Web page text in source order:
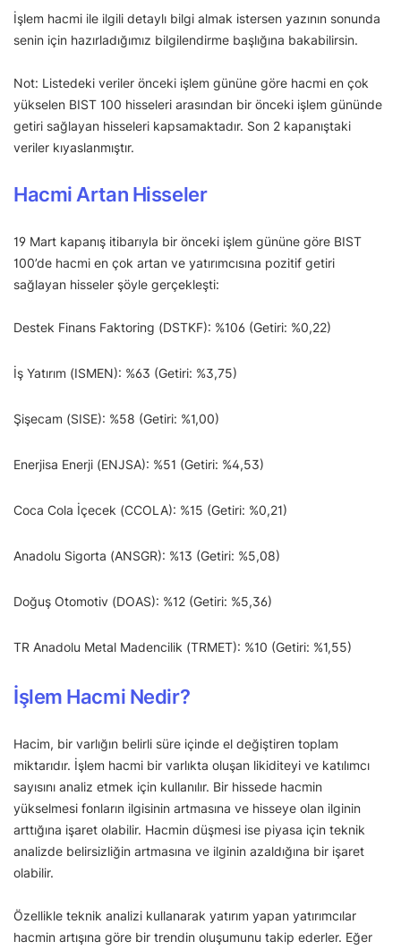
İşlem hacmi ile ilgili detaylı bilgi almak istersen yazının sonunda
senin için hazırladığımız bilgilendirme başlığına bakabilirsin.
Not: Listedeki veriler önceki işlem gününe göre hacmi en çok
yükselen BIST 100 hisseleri arasından bir önceki işlem gününde
getiri sağlayan hisseleri kapsamaktadır. Son 2 kapanıştaki
veriler kıyaslanmıştır.
Hacmi Artan Hisseler
19 Mart kapanış itibarıyla bir önceki işlem gününe göre BIST
100’de hacmi en çok artan ve yatırımcısına pozitif getiri
sağlayan hisseler şöyle gerçekleşti:
Destek Finans Faktoring (DSTKF): %106 (Getiri: %0,22)
İş Yatırım (ISMEN): %63 (Getiri: %3,75)
Şişecam (SISE): %58 (Getiri: %1,00)
Enerjisa Enerji (ENJSA): %51 (Getiri: %4,53)
Coca Cola İçecek (CCOLA): %15 (Getiri: %0,21)
Anadolu Sigorta (ANSGR): %13 (Getiri: %5,08)
Doğuş Otomotiv (DOAS): %12 (Getiri: %5,36)
TR Anadolu Metal Madencilik (TRMET): %10 (Getiri: %1,55)
İşlem Hacmi Nedir?
Hacim, bir varlığın belirli süre içinde el değiştiren toplam
miktarıdır. İşlem hacmi bir varlıkta oluşan likiditeyi ve katılımcı
sayısını analiz etmek için kullanılır. Bir hissede hacmin
yükselmesi fonların ilgisinin artmasına ve hisseye olan ilginin
arttığına işaret olabilir. Hacmin düşmesi ise piyasa için teknik
analizde belirsizliğin artmasına ve ilginin azaldığına bir işaret
olabilir.
Özellikle teknik analizi kullanarak yatırım yapan yatırımcılar
hacmin artışına göre bir trendin oluşumunu takip ederler. Eğer